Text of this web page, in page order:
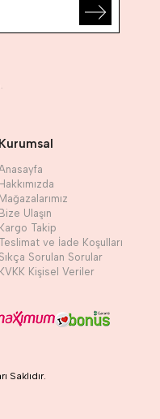
Kurumsal
Hakkımızda
Mağazalarımız
Bize Ulaşın
Kargo Takip
Teslimat ve İade Koşulları
Sıkça Sorulan Sorular
KVKK Kişisel Veriler
Saklıdır.